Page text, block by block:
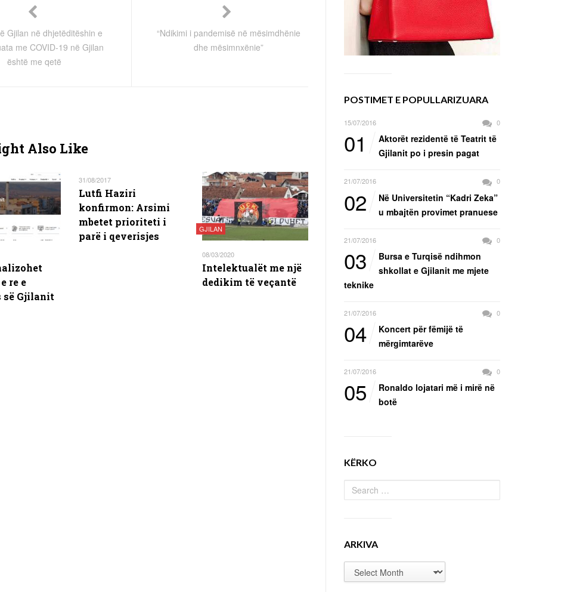
Gjilan në dhjetëditëshin e
me COVID-19 në Gjilan
është me qetë
“Ndikimi i pandemisë në mësimdhënie
dhe mësimnxënie”
Also Like
re e
së Gjilanit
31/08/2017
Lutfi Haziri
konfirmon: Arsimi
mbetet prioriteti i
parë i qeverisjes
GJILAN
08/03/2020
Intelektualët me një
dedikim të veçantë
POSTIMET E POPULLARIZUARA
15/07/2016 0
01
Aktorët rezidentë të Teatrit të
Gjilanit po i presin pagat
21/07/2016 0
02
Në Universitetin “Kadri Zeka”
u mbajtën provimet pranuese
21/07/2016 0
03
Bursa e Turqisë ndihmon
shkollat e Gjilanit me mjete
teknike
21/07/2016 0
04
Koncert për fëmijë të
mërgimtarëve
21/07/2016 0
05
Ronaldo lojatari më i mirë në
botë
KËRKO
ARKIVA